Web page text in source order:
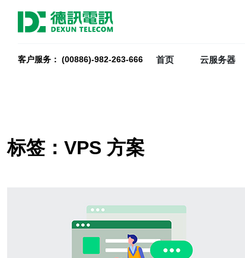
客户服务： (00886)-982-263-666 首页 云服务器
标签：VPS 方案